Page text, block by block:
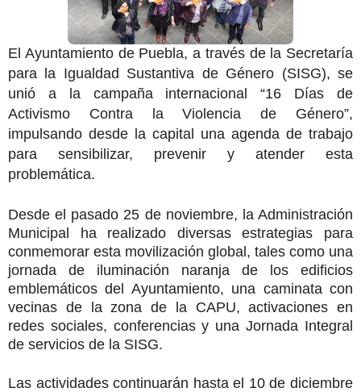
El Ayuntamiento de Puebla, a través de la Secretaría
para la Igualdad Sustantiva de Género (SISG), se
unió a la campaña internacional “16 Días de
Activismo Contra la Violencia de Género”,
impulsando desde la capital una agenda de trabajo
para sensibilizar, prevenir y atender esta
problemática.
Desde el pasado 25 de noviembre, la Administración
Municipal ha realizado diversas estrategias para
conmemorar esta movilización global, tales como una
jornada de iluminación naranja de los edificios
emblemáticos del Ayuntamiento, una caminata con
vecinas de la zona de la CAPU, activaciones en
redes sociales, conferencias y una Jornada Integral
de servicios de la SISG.
Las actividades continuarán hasta el 10 de diciembre